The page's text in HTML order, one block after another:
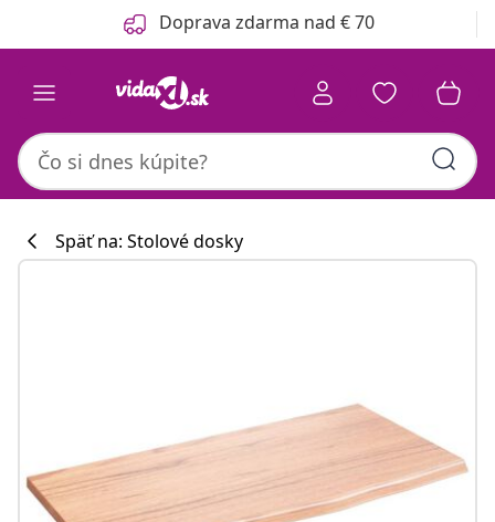
Predchádzajúce Doprava zdarma nad € 70
Späť na: Stolové dosky